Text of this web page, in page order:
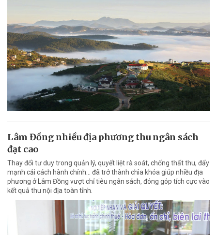
Lâm Đồng nhiều địa phương thu ngân sách
đạt cao
Thay đổi tư duy trong quản lý, quyết liệt rà soát, chống thất thu, đẩy
mạnh cải cách hành chính... đã trở thành chìa khóa giúp nhiều địa
phương ở Lâm Đồng vượt chỉ tiêu ngân sách, đóng góp tích cực vào
kết quả thu nội địa toàn tỉnh.